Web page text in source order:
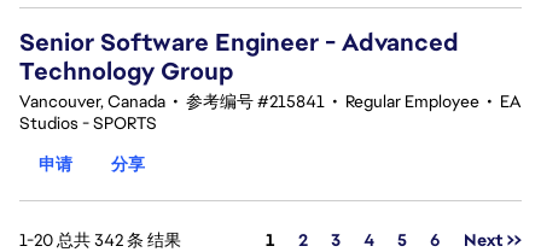
Senior Software Engineer - Advanced
Technology Group
Vancouver, Canada • 参考编号 #215841 • Regular Employee • EA
Studios - SPORTS
申请
分享
1-20 总共 342 条 结果 页面
1 2 3 4 5 6 Next >>